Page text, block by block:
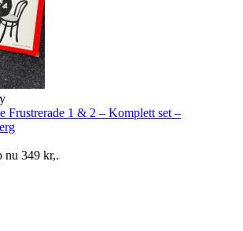
Frustrerade 1 & 2 – Komplett set –
nu 349 kr,.